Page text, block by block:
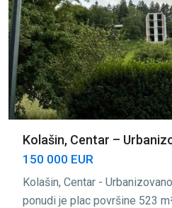
Kolašin, Centar –
150 000 EUR
Kolašin, Centar -
ponudi je plac površine 523